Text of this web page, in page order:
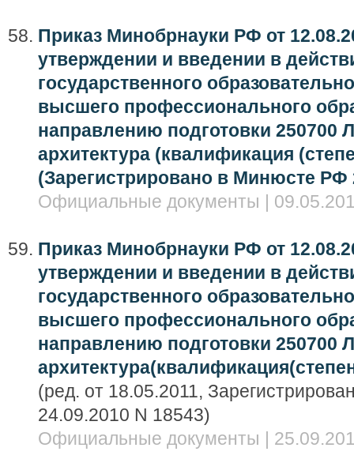
Приказ Минобрнауки РФ от
утверждении и введении в
государственного
высшего профессионального
направлению подготовки 250700
архитектура (квалификация
(Зарегистрировано в Минюсте РФ
Официальные документы |
Приказ Минобрнауки РФ от
утверждении и введении в
государственного
высшего профессионального
направлению подготовки 250700
(ред. от 18.05.2011,
24.09.2010 N 18543)
Официальные документы |